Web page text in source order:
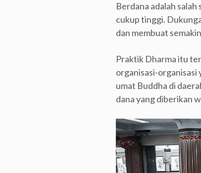
Berdana adalah
cukup tinggi.
dan membuat
Praktik Dharma itu
organisasi-organisasi
umat Buddha di
dana yang diberikan